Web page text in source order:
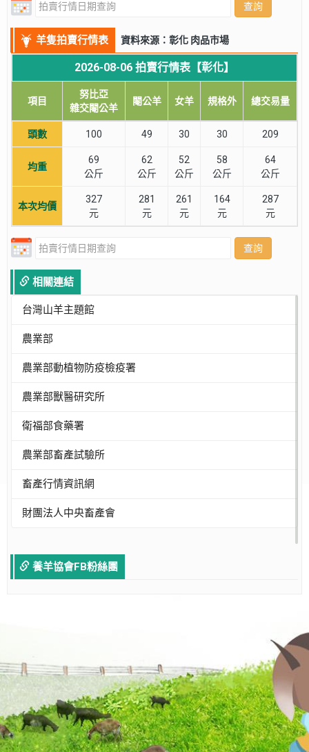
查詢
羊隻拍賣行情表 資料來源：彰化 肉品市場
2026-08-06 拍賣行情表【彰化】
項目
努比亞
雜交閹公羊
閹公羊 女羊 規格外 總交易量
頭數 100 49 30 30 209
均重
69
公斤
62
公斤
52
公斤
58
公斤
64
公斤
本次均價
327
元
281
元
261
元
164
元
287
元
查詢
相關連結
台灣山羊主題館
農業部
農業部動植物防疫檢疫署
農業部獸醫研究所
衛福部食藥署
農業部畜產試驗所
畜產行情資訊網
財團法人中央畜產會
養羊協會FB粉絲團